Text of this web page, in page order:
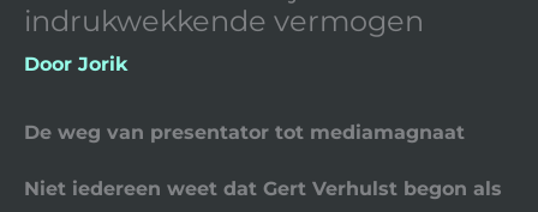
indrukwekkende vermogen
Door Jorik
De weg van presentator tot mediamagnaat
Niet iedereen weet dat Gert Verhulst begon als